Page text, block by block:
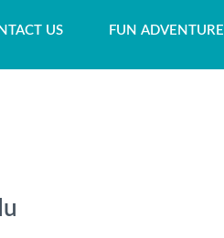
US FUN ADVENTURE